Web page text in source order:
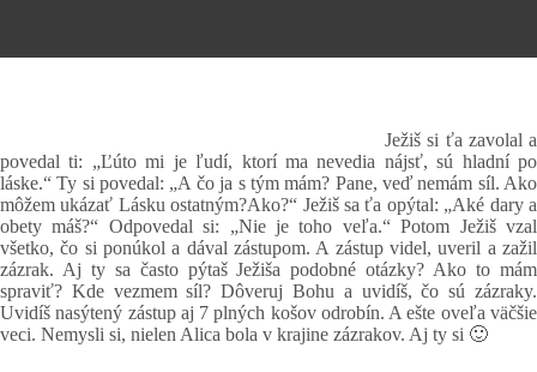
Ježiš si ťa zavolal a
povedal ti: „Ľúto mi je ľudí, ktorí ma nevedia nájsť, sú hladní po
láske.“ Ty si povedal: „A čo ja s tým mám? Pane, veď nemám síl. Ako
môžem ukázať Lásku ostatným?Ako?“ Ježiš sa ťa opýtal: „Aké dary a
obety máš?“ Odpovedal si: „Nie je toho veľa.“ Potom Ježiš vzal
všetko, čo si ponúkol a dával zástupom. A zástup videl, uveril a zažil
zázrak. Aj ty sa často pýtaš Ježiša podobné otázky? Ako to mám
spraviť? Kde vezmem síl? Dôveruj Bohu a uvidíš, čo sú zázraky.
Uvidíš nasýtený zástup aj 7 plných košov odrobín. A ešte oveľa väčšie
veci. Nemysli si, nielen Alica bola v krajine zázrakov. Aj ty si 🙂